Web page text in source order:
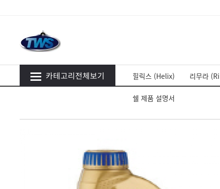
카테고리전체보기 힐릭스 (Helix) 리무라
쉘 제품 설명서